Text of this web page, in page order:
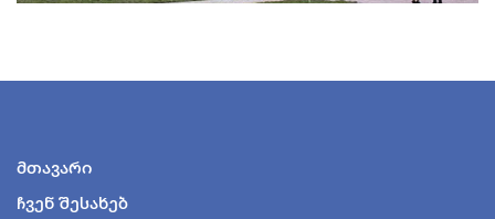
მთავარი
ჩვენ შესახებ